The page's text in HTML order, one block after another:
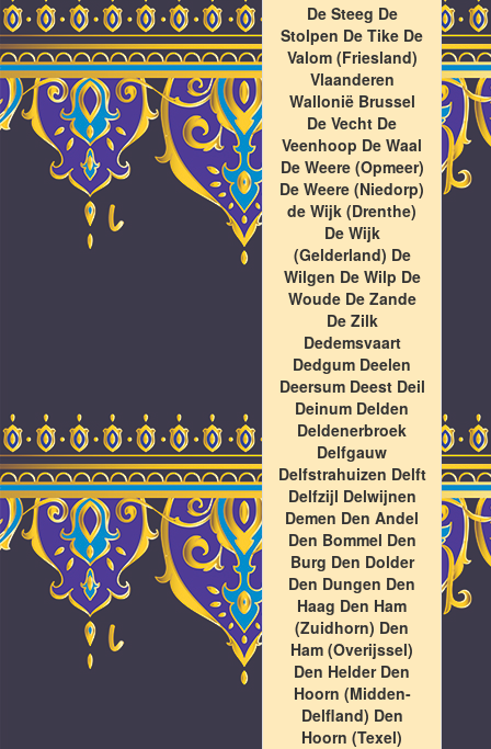
De Steeg De
Stolpen De Tike De
Valom (Friesland)
Vlaanderen
Wallonië Brussel
De Vecht De
Veenhoop De Waal
De Weere (Opmeer)
De Weere (Niedorp)
de Wijk (Drenthe)
De Wijk
(Gelderland) De
Wilgen De Wilp De
Woude De Zande
De Zilk
Dedemsvaart
Dedgum Deelen
Deersum Deest Deil
Deinum Delden
Deldenerbroek
Delfgauw
Delfstrahuizen Delft
Delfzijl Delwijnen
Demen Den Andel
Den Bommel Den
Burg Den Dolder
Den Dungen Den
Haag Den Ham
(Zuidhorn) Den
Ham (Overijssel)
Den Helder Den
Hoorn (Midden-
Delfland) Den
Hoorn (Texel)